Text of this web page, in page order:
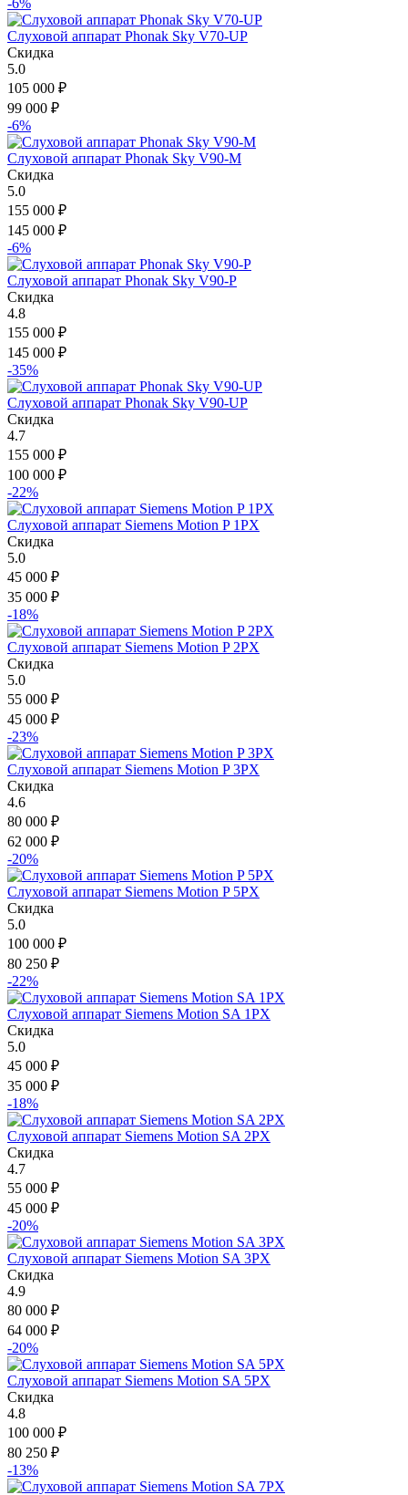
Слуховой аппарат Phonak Sky V70-UP
Скидка
5.0
105 000 ₽
99 000 ₽
-6%
Слуховой аппарат Phonak Sky V90-M
Скидка
5.0
155 000 ₽
145 000 ₽
-6%
Слуховой аппарат Phonak Sky V90-P
Скидка
4.8
155 000 ₽
145 000 ₽
-35%
Слуховой аппарат Phonak Sky V90-UP
Скидка
4.7
155 000 ₽
100 000 ₽
-22%
Слуховой аппарат Siemens Motion P 1PX
Скидка
5.0
45 000 ₽
35 000 ₽
-18%
Слуховой аппарат Siemens Motion P 2PX
Скидка
5.0
55 000 ₽
45 000 ₽
-23%
Слуховой аппарат Siemens Motion P 3PX
Скидка
4.6
80 000 ₽
62 000 ₽
-20%
Слуховой аппарат Siemens Motion P 5PX
Скидка
5.0
100 000 ₽
80 250 ₽
-22%
Слуховой аппарат Siemens Motion SA 1PX
Скидка
5.0
45 000 ₽
35 000 ₽
-18%
Слуховой аппарат Siemens Motion SA 2PX
Скидка
4.7
55 000 ₽
45 000 ₽
-20%
Слуховой аппарат Siemens Motion SA 3PX
Скидка
4.9
80 000 ₽
64 000 ₽
-20%
Слуховой аппарат Siemens Motion SA 5PX
Скидка
4.8
100 000 ₽
80 250 ₽
-13%